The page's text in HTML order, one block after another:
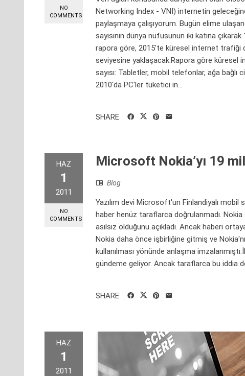
NO
COMMENTS
Networking Index - VNI) internetin
paylaşmaya çalışıyorum. Bugün elime
sayısının dünya nüfusunun iki katına
rapora göre, 2015'te küresel internet trafiği
seviyesine yaklaşacak.Rapora göre küresel
sayısı: Tabletler, mobil telefonlar, ağa bağlı
2010'da PC'ler tüketici in...
SHARE
HAZ
1
2011
NO
COMMENTS
Microsoft Nokia’yı 19
Blog
Yazılım devi Microsoft'un Finlandiyalı mobil
haber henüz taraflarca doğrulanmadı.
asılsız olduğunu açıkladı. Ancak haberi
Nokia daha önce işbirliğine gitmiş ve
kullanılması yönünde anlaşma
gündeme geliyor. Ancak taraflarca bu iddia
SHARE
HAZ
1
2011